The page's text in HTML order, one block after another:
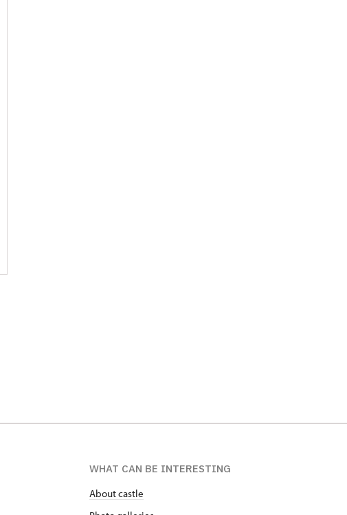
WHAT CAN BE INTERESTING
About castle